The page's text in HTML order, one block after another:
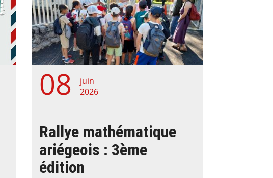
08
juin
2026
Rallye mathématique
ariégeois : 3ème
édition